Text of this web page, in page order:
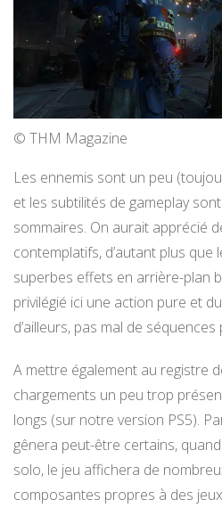
© THM Magazine
Les ennemis sont un peu
et les subtilités de gameplay
sommaires. On aurait apprécié
contemplatifs, d’autant plus que
superbes effets en arrière-plan
privilégié ici une action pure et
d’ailleurs, pas mal de
A mettre également au registre
chargements un peu trop
longs (sur notre version PS5).
gênera peut-être certains,
solo, le jeu affichera de
composantes propres à des